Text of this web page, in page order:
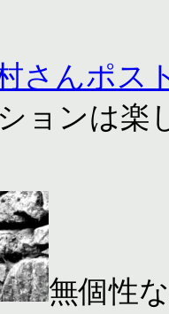
さんポス
ョンは楽
無個性